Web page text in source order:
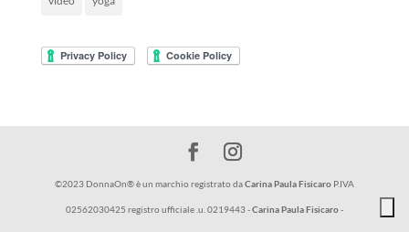
©2023 DonnaOn® è un marchio registrato daCarina Paula Fisicaro P.IVA
02562030425 registro ufficiale .u. 0219443 -Carina Paula Fisicaro-